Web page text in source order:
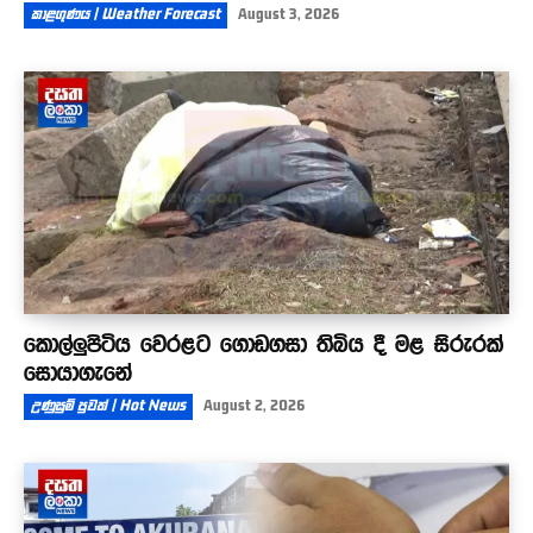
කාළගුණය | Weather Forecast August 3, 2026
කොල්ලුපිටිය වෙරළට ගොඩගසා තිබිය දී මළ සිරුරක්
සොයාගැනේ
උණුසුම් පුවත් | Hot News August 2, 2026